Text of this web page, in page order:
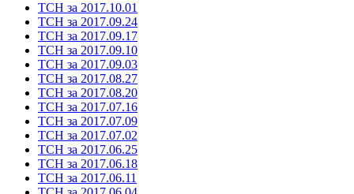
ТСН за 2017.10.01
ТСН за 2017.09.24
ТСН за 2017.09.17
ТСН за 2017.09.10
ТСН за 2017.09.03
ТСН за 2017.08.27
ТСН за 2017.08.20
ТСН за 2017.07.16
ТСН за 2017.07.09
ТСН за 2017.07.02
ТСН за 2017.06.25
ТСН за 2017.06.18
ТСН за 2017.06.11